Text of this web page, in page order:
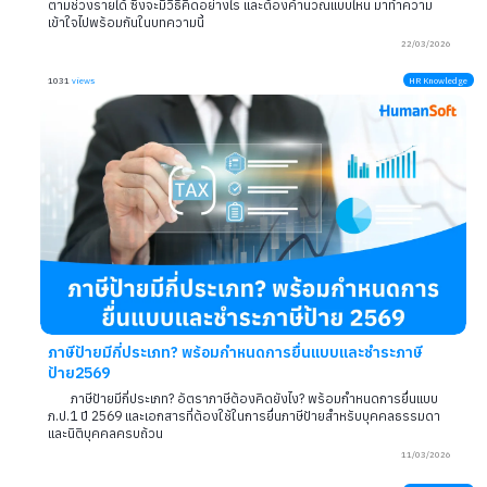
ยื่นภาษีไม่ทันจะเป็นอะไรไหม ต้องทำอย่างไรหากเลยกำหนด?
หากยื่นภาษีไม่ทัน อาจต้องเสียค่าปรับ ดอกเบี้ย และเสี่ยงถูกประเมินภ
ย้อนหลัง วิธีแก้ด่วนคือรีบยื่นภาษีย้อนหลังทันทีเพื่อลดค่าใช้จ่ายและปัญ
อาจเกิดภายหลัง
1117 views